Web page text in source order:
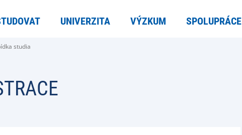
UNIVERZITA VÝZKUM SPOLUPRÁCE
studia